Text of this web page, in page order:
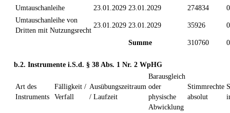
Umtauschanleihe
23.01.2029 23.01.2029 274834
Umtauschanleihe von
Dritten mit Nutzungsrecht
23.01.2029 23.01.2029 35926
Summe 310760
b.2. Instrumente i.S.d. § 38 Abs. 1 Nr. 2 WpHG
Art des
Instruments
Fälligkeit /
Verfall
Ausübungszeitraum
/ Laufzeit
Barausgleich
oder
physische
Abwicklung
Stimmrechte
absolut